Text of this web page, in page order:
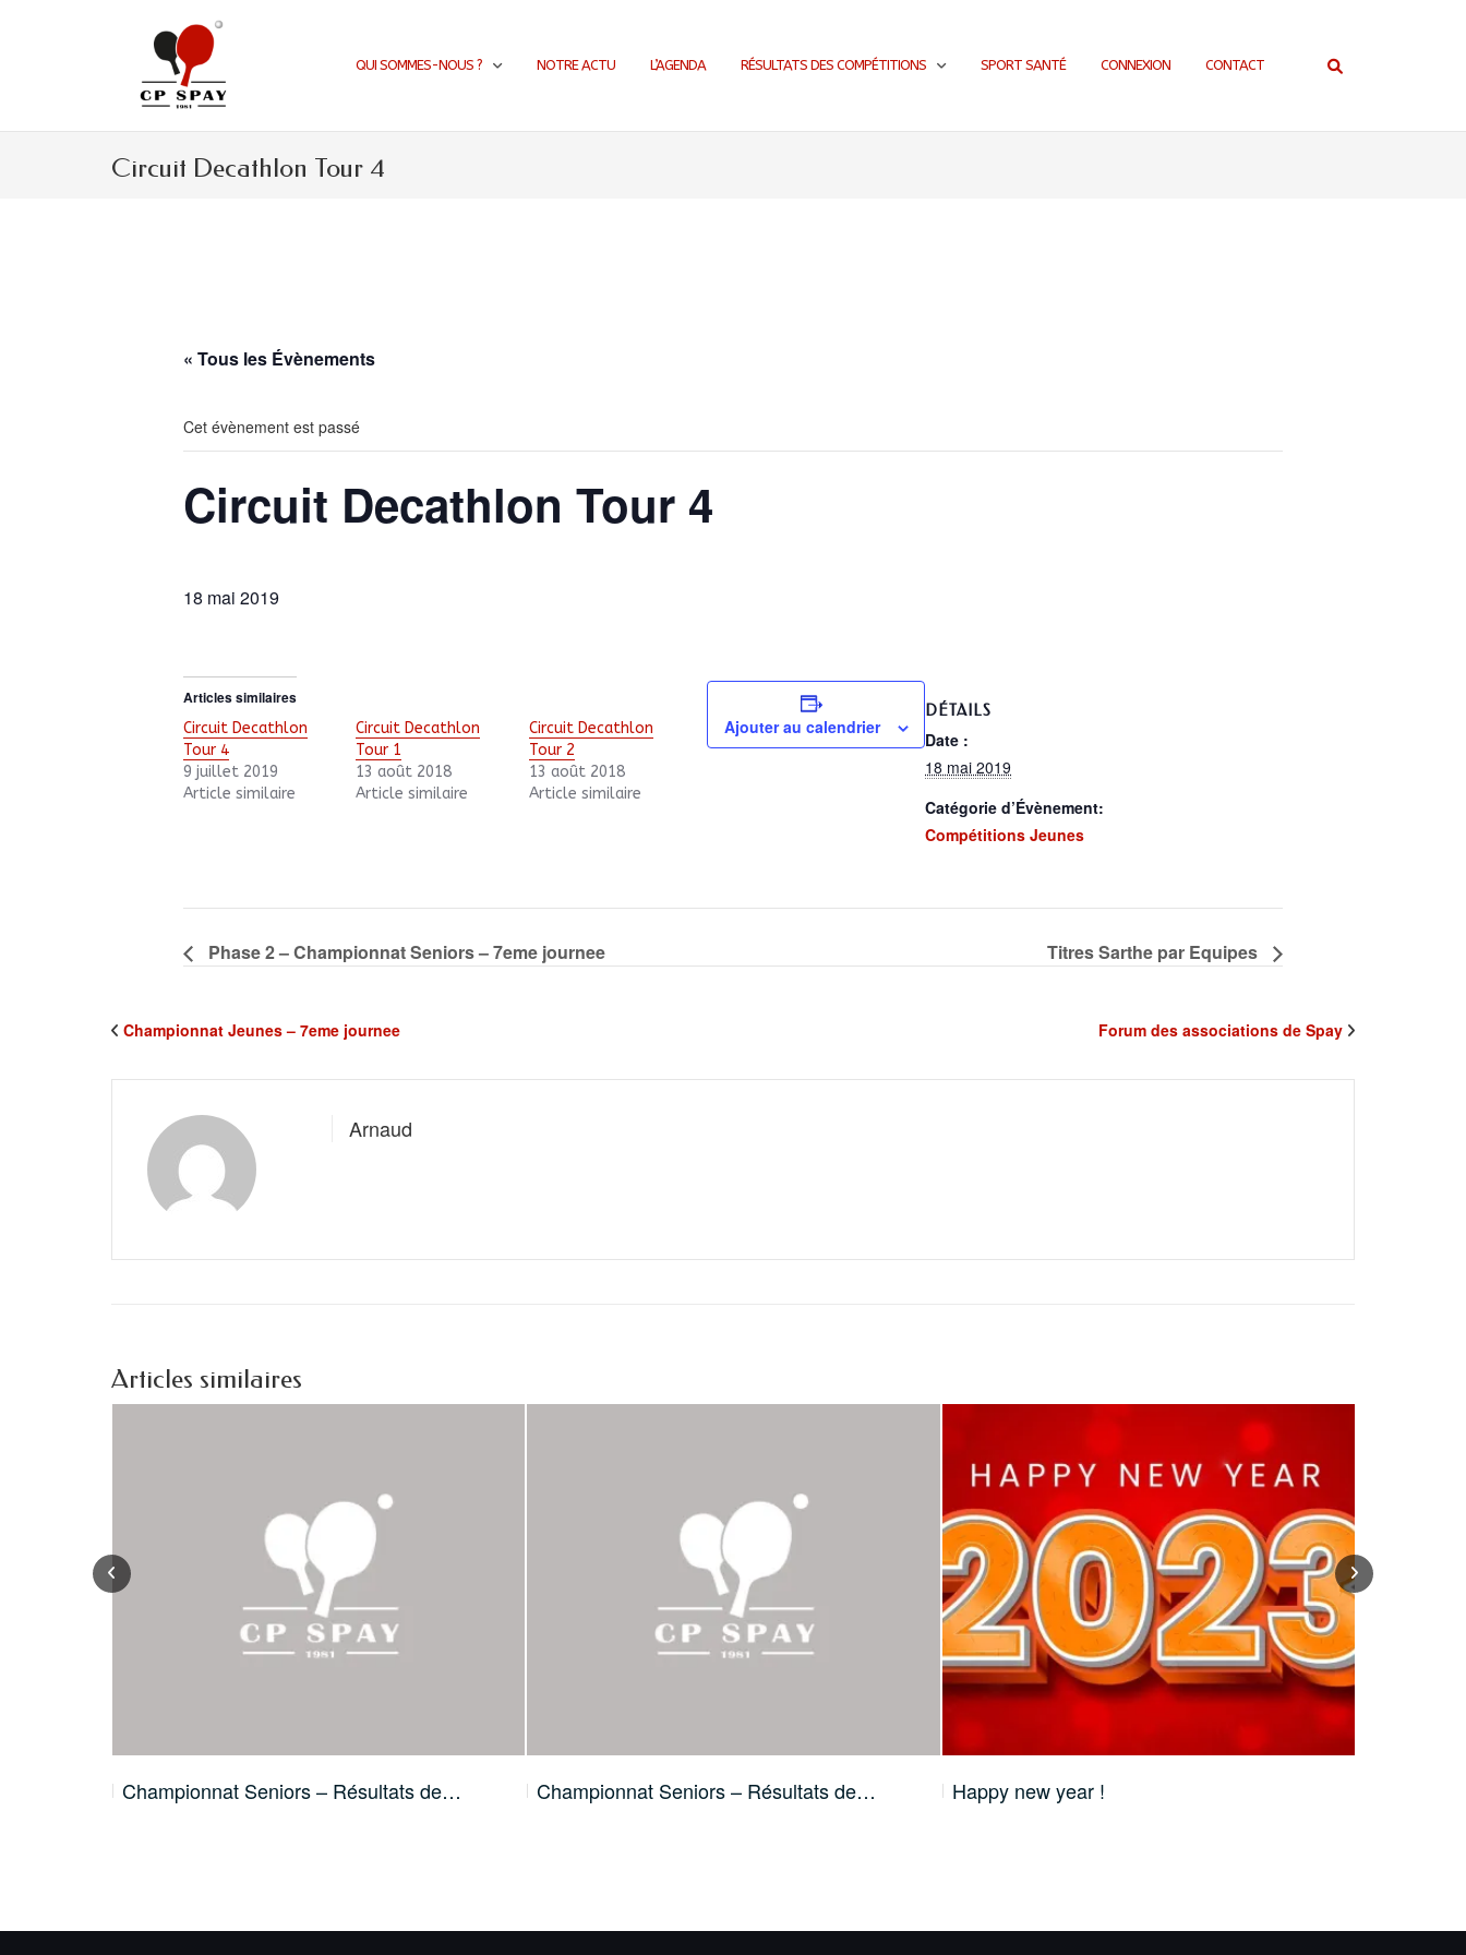
QUI SOMMES-NOUS ? NOTRE ACTU L’AGENDA RÉSULTATS DES COMPÉTITIONS SPORT SANTÉ CONNEXION CONTACT
Circuit Decathlon Tour 4
« Tous les Évènements
Cet évènement est passé
Circuit Decathlon Tour 4
18 mai 2019
Articles similaires
Circuit Decathlon
Tour 4
9 juillet 2019
Article similaire
Circuit Decathlon
Tour 1
13 août 2018
Article similaire
Circuit Decathlon
Tour 2
13 août 2018
Article similaire
Ajouter au calendrier
DÉTAILS
Date :
18 mai 2019
Catégorie d’Évènement:
Compétitions Jeunes
Phase 2 – Championnat Seniors – 7eme journee Titres Sarthe par Equipes
Championnat Jeunes – 7eme journee Forum des associations de Spay
Arnaud
Articles similaires
Championnat Seniors – Résultats de… Championnat Seniors – Résultats de… Happy new year !